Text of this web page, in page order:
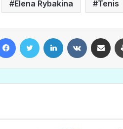
Elena Rybakina Tenis